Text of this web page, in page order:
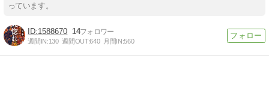
っています。
1588670 14
週間IN:130 週間OUT:640 月間IN:560